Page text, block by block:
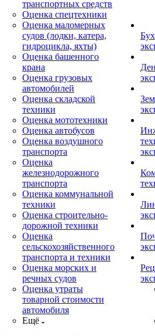
транспортных средств
Оценка спецтехники
Оценка маломерных
судов (лодки, катера,
гидроцикла, яхты)
Оценка башенного
крана
Оценка грузовых
автомобилей
Оценка складской
техники
Оценка мототехники
Оценка автобусов
Оценка воздушного
транспорта
Оценка
железнодорожного
транспорта
Оценка коммунальной
техники
Оценка строительно-
дорожной техники
Оценка
сельскохозяйственного
транспорта и техники
Оценка морских и
речных судов
Оценка утраты
товарной стоимости
автомобиля
Ещё